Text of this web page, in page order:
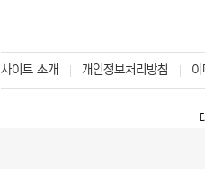
사이트 소개 개인정보처리방침